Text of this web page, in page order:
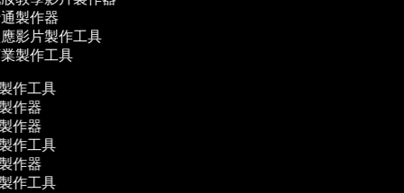
製作器
影片製作工具
製作工具
作工具
作器
作器
作工具
作器
作工具